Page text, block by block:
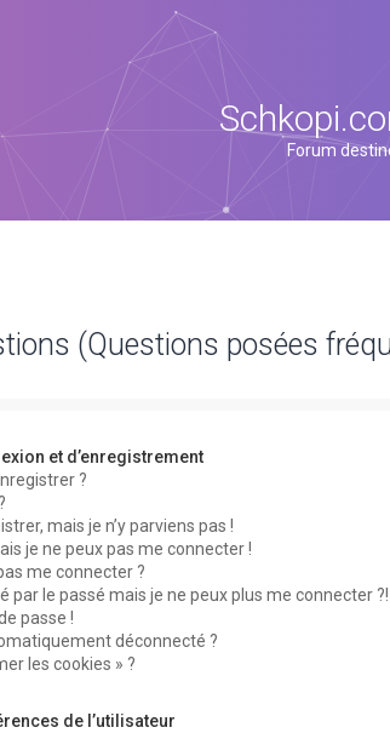
Forum
(Questions posées
et d’enregistrement
?
mais je n’y parviens pas !
je ne peux pas me connecter !
me connecter ?
par le passé mais je ne peux plus me connecter ?!
passe !
déconnecté ?
les cookies » ?
de l’utilisateur